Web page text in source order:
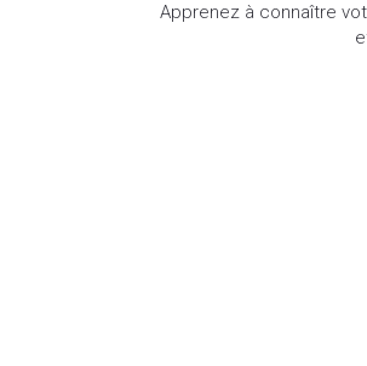
Apprenez à connaître